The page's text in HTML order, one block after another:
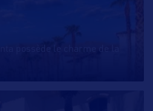
possède le charme de la